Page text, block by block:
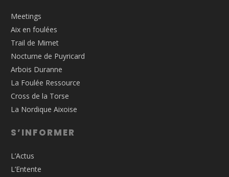
Meetings
Aix en foulées
Trail de Mimet
Nocturne de Puyricard
Arbois Duranne
La Foulée Ressource
Cross de la Torse
La Nordique Aixoise
S’INFORMER
L’Actus
L’Entente